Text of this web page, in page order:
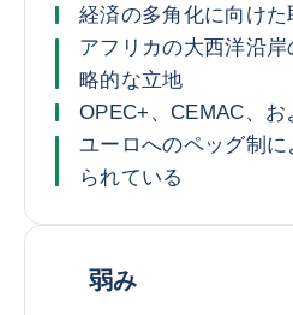
経済の多角化に向けた
アフリカの大西洋沿
略的な立地
OPEC+、CEMAC、お
ユーロへのペッグ制
られている
弱み